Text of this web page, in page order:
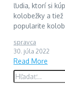
ľudia, ktorí si
kolobežky a
popularite
spravca
30. júla 2022
Read More
Hľadať: